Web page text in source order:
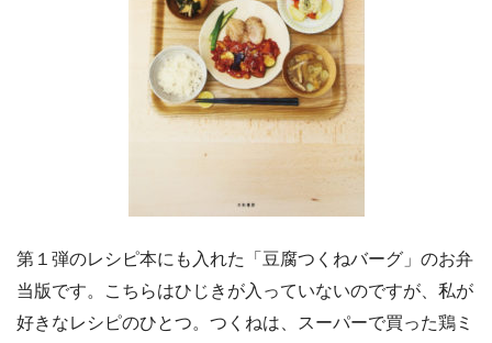
第１弾のレシピ本にも入れた「豆腐つくねバーグ」のお弁
当版です。こちらはひじきが入っていないのですが、私が
好きなレシピのひとつ。つくねは、スーパーで買った鶏ミ